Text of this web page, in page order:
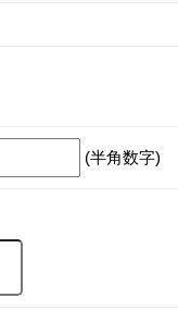
(半角数字)